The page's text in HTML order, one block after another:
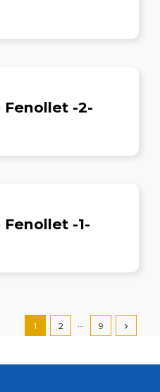
Fenollet -2-
-1-
1 2 ··· 9